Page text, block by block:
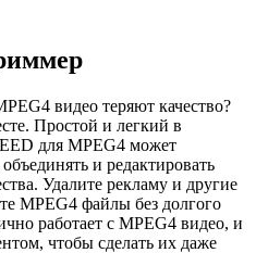
видео теряют качество?
Простой и легкий в
для MPEG4 может
объединять и редактировать
Удалите рекламу и другие
MPEG4 файлы без долгого
работает с MPEG4 видео, и
чтобы сделать их даже